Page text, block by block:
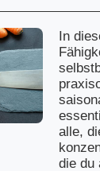
In
alle,
die du